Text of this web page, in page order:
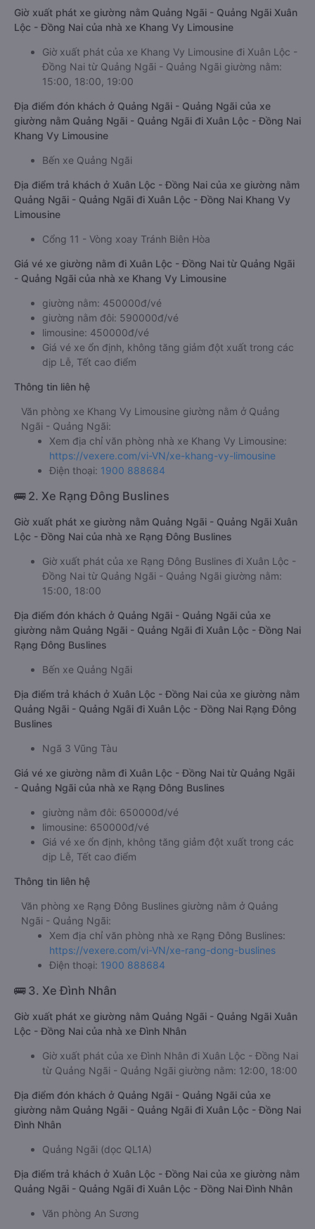
Giờ xuất phát xe giường nằm Quảng Ngãi - Quảng Ngãi Xuân
Lộc - Đồng Nai của nhà xe Khang Vy Limousine
Giờ xuất phát của xe Khang Vy Limousine đi Xuân Lộc -
Đồng Nai từ Quảng Ngãi - Quảng Ngãi giường nằm:
15:00, 18:00, 19:00
Địa điểm đón khách ở Quảng Ngãi - Quảng Ngãi của xe
giường nằm Quảng Ngãi - Quảng Ngãi đi Xuân Lộc - Đồng Nai
Khang Vy Limousine
Bến xe Quảng Ngãi
Địa điểm trả khách ở Xuân Lộc - Đồng Nai của xe giường nằm
Quảng Ngãi - Quảng Ngãi đi Xuân Lộc - Đồng Nai Khang Vy
Limousine
Cổng 11 - Vòng xoay Tránh Biên Hòa
Giá vé xe giường nằm đi Xuân Lộc - Đồng Nai từ Quảng Ngãi
- Quảng Ngãi của nhà xe Khang Vy Limousine
giường nằm: 450000đ/vé
giường nằm đôi: 590000đ/vé
limousine: 450000đ/vé
Giá vé xe ổn định, không tăng giảm đột xuất trong các
dịp Lễ, Tết cao điểm
Thông tin liên hệ
Văn phòng xe Khang Vy Limousine giường nằm ở Quảng
Ngãi - Quảng Ngãi:
Xem địa chỉ văn phòng nhà xe Khang Vy Limousine:
https://vexere.com/vi-VN/xe-khang-vy-limousine
Điện thoại: 1900 888684
🚌 2. Xe Rạng Đông Buslines
Giờ xuất phát xe giường nằm Quảng Ngãi - Quảng Ngãi Xuân
Lộc - Đồng Nai của nhà xe Rạng Đông Buslines
Giờ xuất phát của xe Rạng Đông Buslines đi Xuân Lộc -
Đồng Nai từ Quảng Ngãi - Quảng Ngãi giường nằm:
15:00, 18:00
Địa điểm đón khách ở Quảng Ngãi - Quảng Ngãi của xe
giường nằm Quảng Ngãi - Quảng Ngãi đi Xuân Lộc - Đồng Nai
Rạng Đông Buslines
Bến xe Quảng Ngãi
Địa điểm trả khách ở Xuân Lộc - Đồng Nai của xe giường nằm
Quảng Ngãi - Quảng Ngãi đi Xuân Lộc - Đồng Nai Rạng Đông
Buslines
Ngã 3 Vũng Tàu
Giá vé xe giường nằm đi Xuân Lộc - Đồng Nai từ Quảng Ngãi
- Quảng Ngãi của nhà xe Rạng Đông Buslines
giường nằm đôi: 650000đ/vé
limousine: 650000đ/vé
Giá vé xe ổn định, không tăng giảm đột xuất trong các
dịp Lễ, Tết cao điểm
Thông tin liên hệ
Văn phòng xe Rạng Đông Buslines giường nằm ở Quảng
Ngãi - Quảng Ngãi:
Xem địa chỉ văn phòng nhà xe Rạng Đông Buslines:
https://vexere.com/vi-VN/xe-rang-dong-buslines
Điện thoại: 1900 888684
🚌 3. Xe Đình Nhân
Giờ xuất phát xe giường nằm Quảng Ngãi - Quảng Ngãi Xuân
Lộc - Đồng Nai của nhà xe Đình Nhân
Giờ xuất phát của xe Đình Nhân đi Xuân Lộc - Đồng Nai
từ Quảng Ngãi - Quảng Ngãi giường nằm: 12:00, 18:00
Địa điểm đón khách ở Quảng Ngãi - Quảng Ngãi của xe
giường nằm Quảng Ngãi - Quảng Ngãi đi Xuân Lộc - Đồng Nai
Đình Nhân
Quảng Ngãi (dọc QL1A)
Địa điểm trả khách ở Xuân Lộc - Đồng Nai của xe giường nằm
Quảng Ngãi - Quảng Ngãi đi Xuân Lộc - Đồng Nai Đình Nhân
Văn phòng An Sương